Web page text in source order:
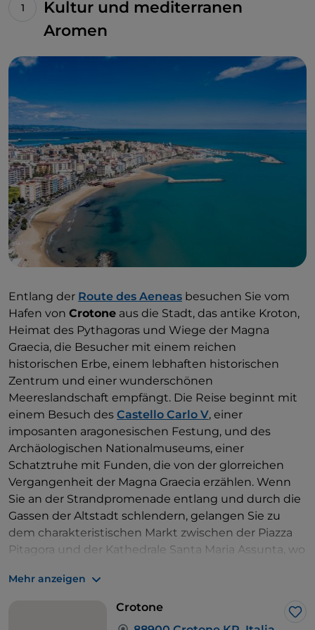
Kultur und mediterranen
Aromen
Entlang der Route des Aeneas besuchen Sie vom
Hafen von Crotone aus die Stadt, das antike Kroton,
Heimat des Pythagoras und Wiege der Magna
Graecia, die Besucher mit einem reichen
historischen Erbe, einem lebhaften historischen
Zentrum und einer wunderschönen
Meereslandschaft empfängt. Die Reise beginnt mit
einem Besuch des Castello Carlo V, einer
imposanten aragonesischen Festung, und des
Archäologischen Nationalmuseums, einer
Schatztruhe mit Funden, die von der glorreichen
Vergangenheit der Magna Graecia erzählen. Wenn
Sie an der Strandpromenade entlang und durch die
Gassen der Altstadt schlendern, gelangen Sie zu
dem charakteristischen Markt zwischen der Piazza
Pitagora und der Kathedrale Santa Maria Assunta, wo
Aromen Kalabriens mit typischen lokalen Produkten
wie dem Pecorino Crotonese DOP, der Sardella, die
Mehr anzeigen
Crotone